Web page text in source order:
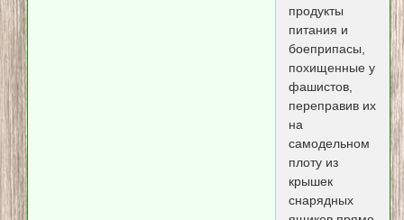
продукты
питания и
боеприпасы,
похищенные у
фашистов,
переправив их
на
самодельном
плоту из
крышек
снарядных